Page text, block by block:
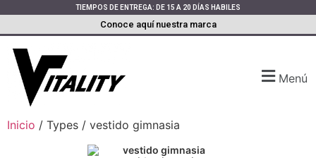
TIEMPOS DE ENTREGA: DE 15 A 20 DÍAS HABILES
Conoce aquí nuestra marca
Menú
Inicio / Types / vestido gimnasia